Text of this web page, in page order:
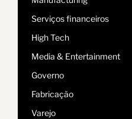
Serviços financeiros
High Tech
Media & Entertainment
Governo
Fabricação
Varejo